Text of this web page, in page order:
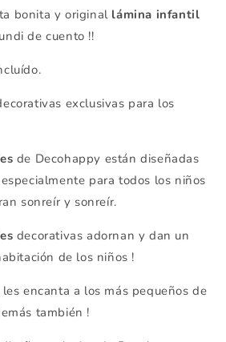
bonita y original lámina infantil
de cuento !!
exclusivas para los
de Decohappy están diseñadas
para todos los niños
sonreír y sonreír.
decorativas adornan y dan un
de los niños !
les encanta a los más pequeños de
también !